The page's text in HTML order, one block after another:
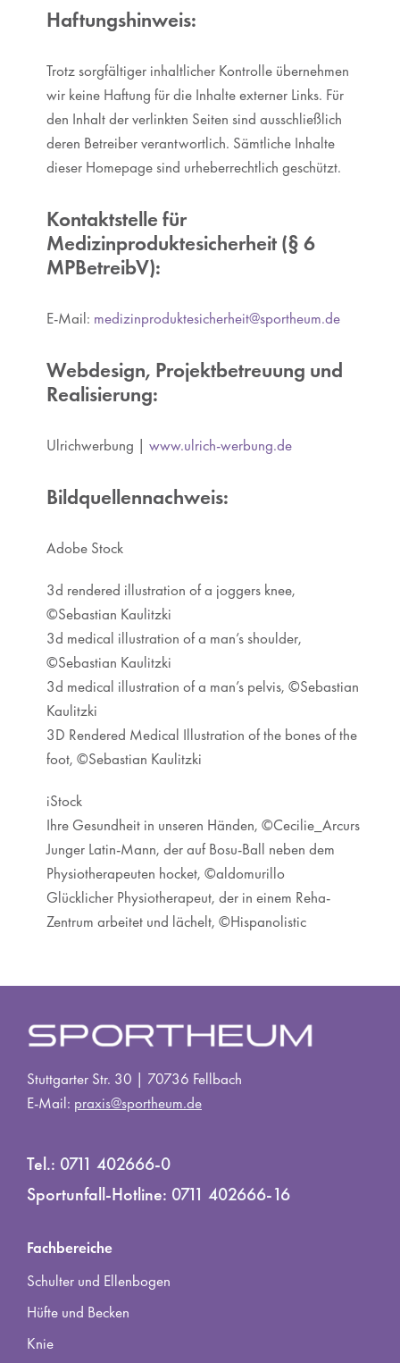
Haftungshinweis:
Trotz sorgfältiger inhaltlicher Kontrolle übernehmen
wir keine Haftung für die Inhalte externer Links. Für
den Inhalt der verlinkten Seiten sind ausschließlich
deren Betreiber verantwortlich. Sämtliche Inhalte
dieser Homepage sind urheberrechtlich geschützt.
Kontaktstelle für
Medizinproduktesicherheit (§ 6
MPBetreibV):
E-Mail: medizinproduktesicherheit@sportheum.de
Webdesign, Projektbetreuung und
Realisierung:
Ulrichwerbung |www.ulrich-werbung.de
Bildquellennachweis:
Adobe Stock
3d rendered illustration of a joggers knee,
©Sebastian Kaulitzki
3d medical illustration of a man’s shoulder,
©Sebastian Kaulitzki
3d medical illustration of a man’s pelvis, ©Sebastian
Kaulitzki
3D Rendered Medical Illustration of the bones of the
foot, ©Sebastian Kaulitzki
iStock
Ihre Gesundheit in unseren Händen, ©Cecilie_Arcurs
Junger Latin-Mann, der auf Bosu-Ball neben dem
Physiotherapeuten hocket, ©aldomurillo
Glücklicher Physiotherapeut, der in einem Reha-
Zentrum arbeitet und lächelt, ©Hispanolistic
Stuttgarter Str. 30 | 70736 Fellbach
E-Mail: praxis@sportheum.de
Tel.: 0711 402666-0
Sportunfall-Hotline: 0711 402666-16
Fachbereiche
Schulter und Ellenbogen
Hüfte und Becken
Knie